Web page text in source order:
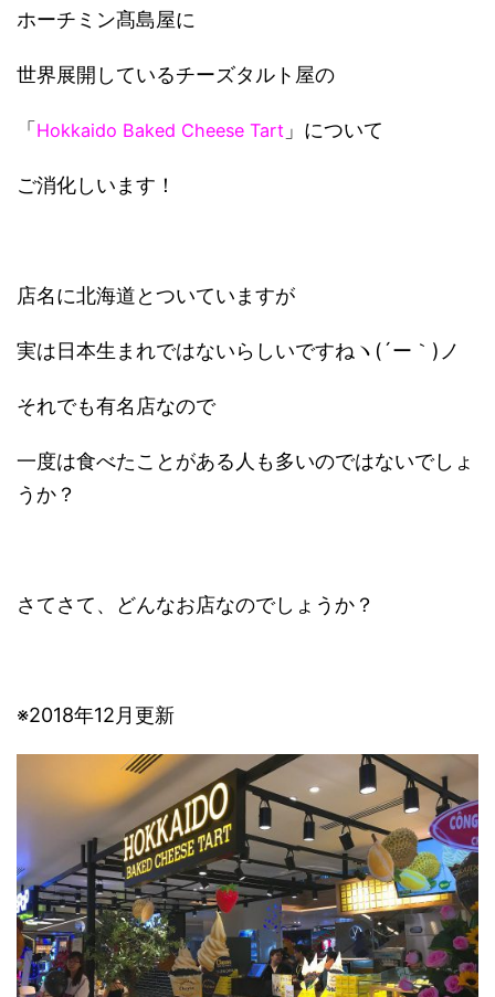
ホーチミン髙島屋に
世界展開しているチーズタルト屋の
「 Hokkaido Baked Cheese Tart 」について
ご消化しいます！
店名に北海道とついていますが
実は日本生まれではないらしいですねヽ(´ー｀)ノ
それでも有名店なので
一度は食べたことがある人も多いのではないでしょ
うか？
さてさて、どんなお店なのでしょうか？
※2018年12月更新